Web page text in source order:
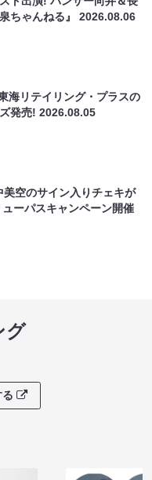
ちゃんねる』2026.08.06
海リテイリング・プラスの
ズ発売!2026.08.05
美空のサイン入りチェキが
ーパスキャンペーン開催
グ